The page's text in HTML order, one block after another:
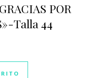
POR
Talla 44